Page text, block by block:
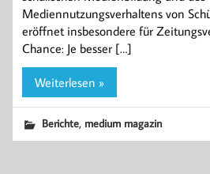
Mediennutzungsverhaltens von
eröffnet insbesondere für
Chance: Je besser […]
Weiterlesen »
Berichte, medium magazin